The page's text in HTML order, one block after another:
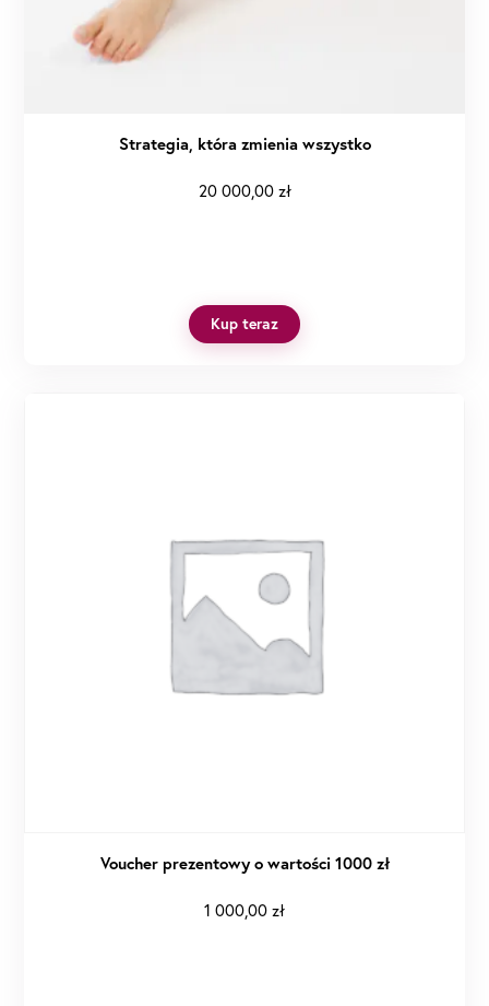
Strategia, która zmienia wszystko
20 000,00 zł
Kup teraz
Voucher prezentowy o wartości 1000 zł
1 000,00 zł